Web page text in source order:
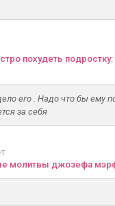
похудеть подростку:
его . Надо что бы ему
за себя
молитвы джозефа